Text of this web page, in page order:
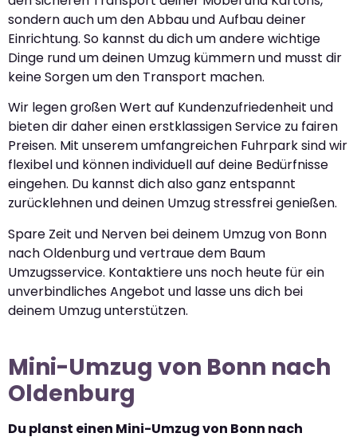
sondern auch um den Abbau und Aufbau deiner
Einrichtung. So kannst du dich um andere wichtige
Dinge rund um deinen Umzug kümmern und musst dir
keine Sorgen um den Transport machen.
Wir legen großen Wert auf Kundenzufriedenheit und
bieten dir daher einen erstklassigen Service zu fairen
Preisen. Mit unserem umfangreichen Fuhrpark sind wir
flexibel und können individuell auf deine Bedürfnisse
eingehen. Du kannst dich also ganz entspannt
zurücklehnen und deinen Umzug stressfrei genießen.
Spare Zeit und Nerven bei deinem Umzug von Bonn
nach Oldenburg und vertraue dem Baum
Umzugsservice. Kontaktiere uns noch heute für ein
unverbindliches Angebot und lasse uns dich bei
deinem Umzug unterstützen.
Mini-Umzug von Bonn nach
Oldenburg
Du planst einen Mini-Umzug von Bonn nach